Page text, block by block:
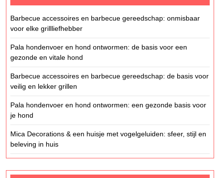
Barbecue accessoires en barbecue gereedschap: onmisbaar
voor elke grillliefhebber
Pala hondenvoer en hond ontwormen: de basis voor een
gezonde en vitale hond
Barbecue accessoires en barbecue gereedschap: de basis voor
veilig en lekker grillen
Pala hondenvoer en hond ontwormen: een gezonde basis voor
je hond
Mica Decorations & een huisje met vogelgeluiden: sfeer, stijl en
beleving in huis